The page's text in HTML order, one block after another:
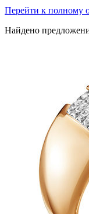
Перейти к полному
Найдено